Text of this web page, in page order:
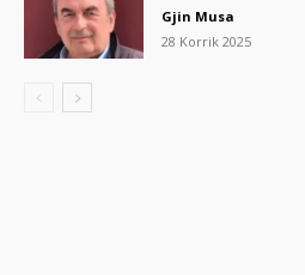
Gjin Musa
28 Korrik 2025